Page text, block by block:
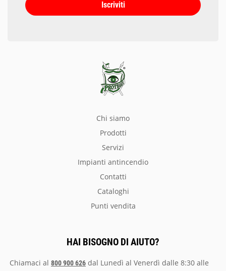
chi siamo
prodotti
servizi
impianti antincendio
Contatti
Cataloghi
Punti vendita
HAI BISOGNO DI AIUTO?
Chiamaci al 800 900 626 dal Lunedì al Venerdì dalle 8:30 alle
Iscriviti